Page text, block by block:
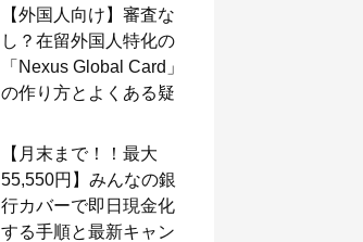
【外国人向け】審査な
し？在留外国人特化の
「Nexus Global Card」
の作り方とよくある疑
【月末まで！！最大
55,550円】みんなの銀
行カバーで即日現金化
する手順と最新キャン